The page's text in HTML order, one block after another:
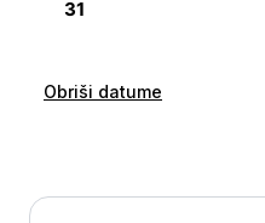
Obriši datume